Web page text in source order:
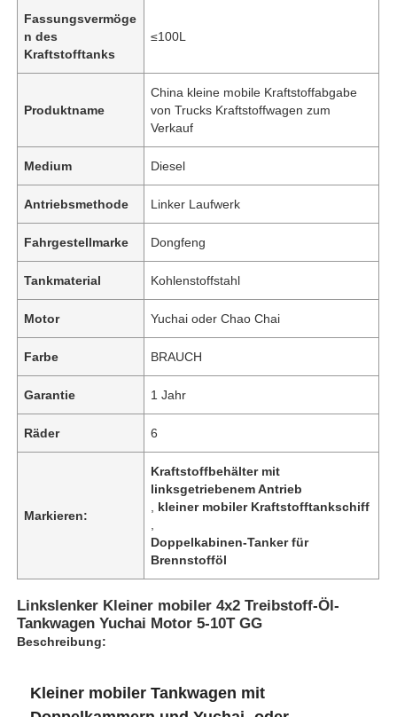
Startseite
Produkte
Über uns
Qualitätskontrolle
Referenzen
Tank-Semi-Anhänger
Fassungsvermöge
n des
Kraftstofftanks
≤100L
Produktname
China kleine mobile Kraftstoffabgabe
von Trucks Kraftstoffwagen zum
Verkauf
Medium Diesel
Antriebsmethode Linker Laufwerk
Fahrgestellmarke Dongfeng
Tankmaterial Kohlenstoffstahl
Motor Yuchai oder Chao Chai
Farbe BRAUCH
Garantie 1 Jahr
Räder 6
Markieren:
Kraftstoffbehälter mit
linksgetriebenem Antrieb
kleiner mobiler Kraftstofftankschiff
Doppelkabinen-Tanker für
Brennstofföl
Linkslenker Kleiner mobiler 4x2 Treibstoff-Öl-
Tankwagen Yuchai Motor 5-10T GG
Beschreibung:
Kleiner mobiler Tankwagen mit